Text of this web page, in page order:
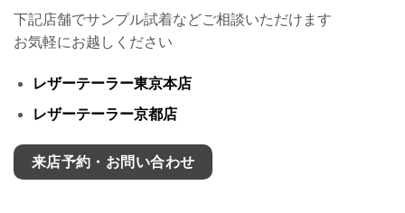
下記店舗でサンプル試着などご相談いただけます
お気軽にお越しください
レザーテーラー東京本店
レザーテーラー京都店
来店予約・お問い合わせ